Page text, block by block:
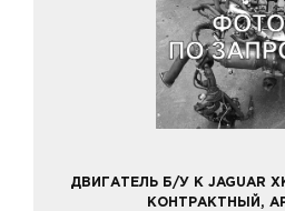
ДВИГАТЕЛЬ Б/У К JAGUAR
КОНТРАКТНЫЙ,